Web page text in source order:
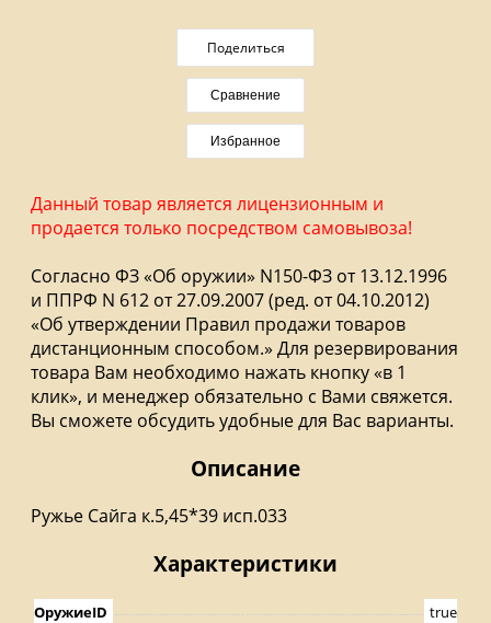
Поделиться
Сравнение
Избранное
Данный товар является лицензионным и
продается только посредством самовывоза!
Согласно ФЗ «Об оружии» N150-ФЗ от 13.12.1996
и ППРФ N 612 от 27.09.2007 (ред. от 04.10.2012)
«Об утверждении Правил продажи товаров
дистанционным способом.» Для резервирования
товара Вам необходимо нажать кнопку «в 1
клик», и менеджер обязательно с Вами свяжется.
Вы сможете обсудить удобные для Вас варианты.
Описание
Ружье Сайга к.5,45*39 исп.033
Характеристики
ОружиеID true